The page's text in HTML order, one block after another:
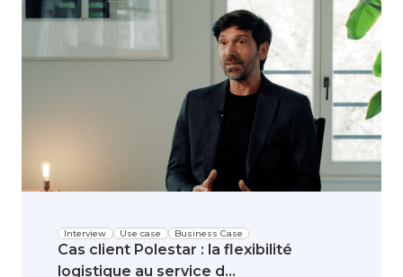
Business Case
Use case
Interview
Cas client Polestar : la flexibilité
logistique au service d...